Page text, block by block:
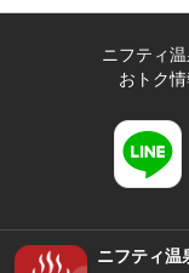
ニフティ
おトク
ニフティ温